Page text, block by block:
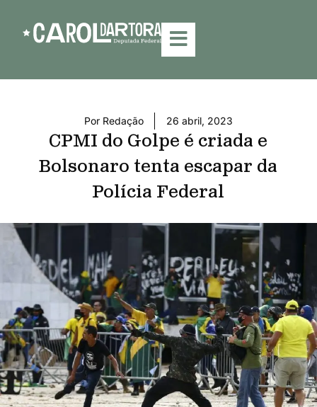
PorRedação 26 abril, 2023
CPMI do Golpe é criada e
Bolsonaro tenta escapar da
Polícia Federal